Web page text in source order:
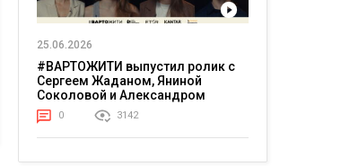
25.06.2026
#ВАРТОЖИТИ выпустил ролик с
Сергеем Жаданом, Яниной
Соколовой и Александром
Тереном о жизни в постоянном
напряжении
0 3142